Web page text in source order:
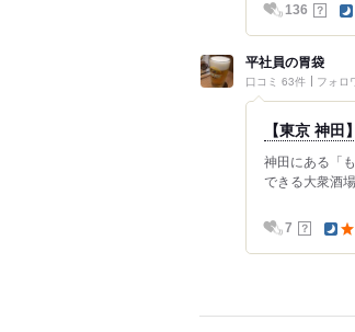
136 ？
平社員の胃袋
口コミ 63件 フォロ
【東京 神
神田にある「
できる大衆酒
7 ？